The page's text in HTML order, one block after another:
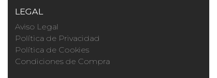
LEGAL
Aviso Legal
Política de Privacidad
Política de Cookies
Condiciones de Compra